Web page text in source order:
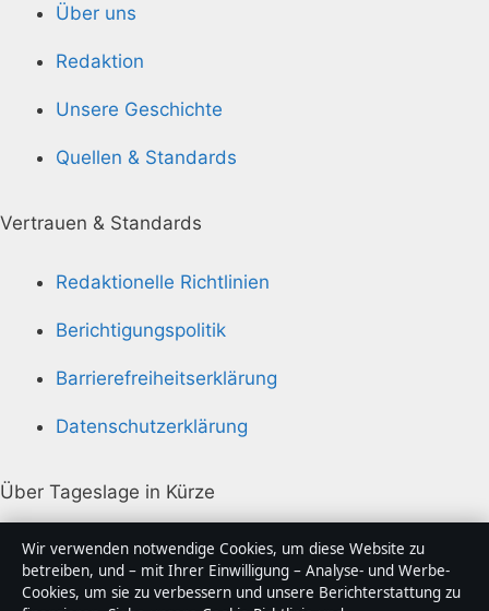
Über uns
Redaktion
Unsere Geschichte
Quellen & Standards
Vertrauen & Standards
Redaktionelle Richtlinien
Berichtigungspolitik
Barrierefreiheitserklärung
Datenschutzerklärung
Über Tageslage in Kürze
Tageslage ist ein unabhängiger digitaler
Nachrichtenanbieter mit Fokus auf Politik, Wirtschaft,
Technik und Gesellschaft in Deutschland. Jeder Artikel
Wir verwenden notwendige Cookies, um diese Website zu
betreiben, und – mit Ihrer Einwilligung – Analyse- und Werbe-
Cookies, um sie zu verbessern und unsere Berichterstattung zu